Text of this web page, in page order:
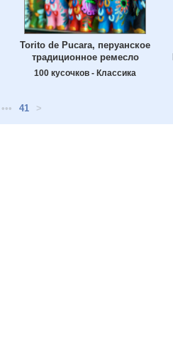
Torito de Pucara, перуанское
традиционное ремесло
100 кусочков - Классика
••• 41 >